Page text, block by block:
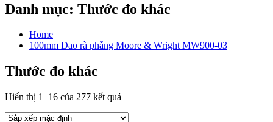
Danh mục: Thước đo khác
Home
100mm Dao rà phẳng Moore & Wright MW900-03
Thước đo khác
Hiển thị 1–16 của 277 kết quả